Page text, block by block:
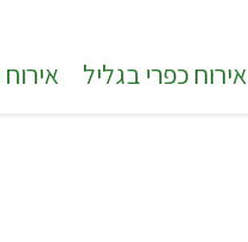
אירוח כפרי בגליל